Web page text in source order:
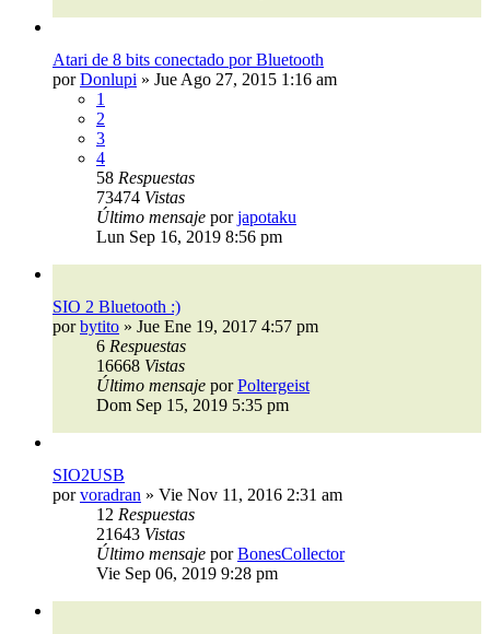
Atari de 8 bits conectado por Bluetooth
porDonlupi » Jue Ago 27, 2015 1:16 am
1
2
3
4
58 Respuestas
73474 Vistas
Último mensaje porjapotaku
Lun Sep 16, 2019 8:56 pm
SIO 2 Bluetooth :)
porbytito » Jue Ene 19, 2017 4:57 pm
6 Respuestas
16668 Vistas
Último mensaje porPoltergeist
Dom Sep 15, 2019 5:35 pm
SIO2USB
porvoradran » Vie Nov 11, 2016 2:31 am
12 Respuestas
21643 Vistas
Último mensaje porBonesCollector
Vie Sep 06, 2019 9:28 pm